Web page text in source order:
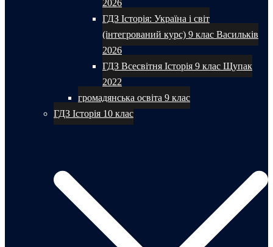
2026
ГДЗ Історія: Україна і світ
(інтегрований курс) 9 клас Васильків
2026
ГДЗ Всесвітня Історія 9 клас Щупак
2022
громадянська освіта 9 клас
ГДЗ Історія 10 клас